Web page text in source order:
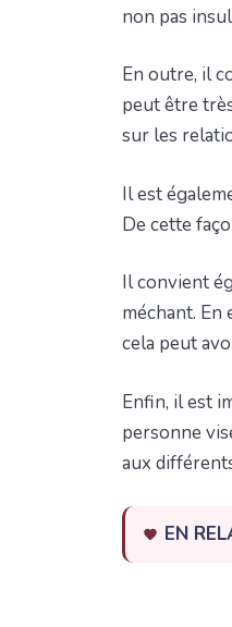
non pas
En outre, il
peut être
sur les
Il est
De cette
Il convient
méchant.
cela peut
Enfin, il est
personne
aux
EN